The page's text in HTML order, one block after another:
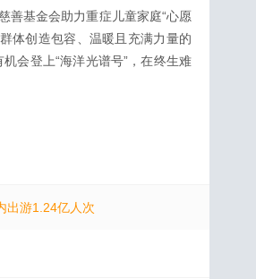
善基金会助力重症儿童家庭“心愿
体创造包容、温暖且充满力量的
会登上“海洋光谱号”，在终生难
出游1.24亿人次